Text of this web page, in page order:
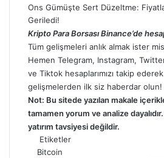
Ons Gümüşte Sert Düzeltme:
Geriledi!
Kripto Para Borsası Binance’de
Tüm gelişmeleri anlık almak ister
Hemen Telegram, Instagram,
ve Tiktok hesaplarımızı takip
gelişmelerden ilk siz haberdar olun!
Not: Bu sitede yazılan makale
tamamen yorum ve analize
yatırım tavsiyesi değildir.
Etiketler
Bitcoin